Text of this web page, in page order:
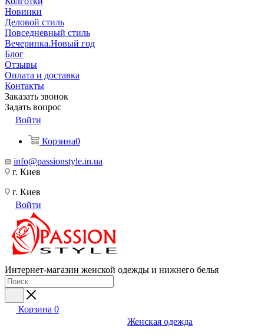
Новинки
Деловой стиль
Повседневный стиль
Вечеринка.Новый год
Блог
Отзывы
Оплата и доставка
Контакты
Заказать звонок
Задать вопрос
Войти
Корзина0
info@passionstyle.in.ua
г. Киев
г. Киев
Войти
Интернет-магазин женской одежды и нижнего белья
Корзина 0
Женская одежда